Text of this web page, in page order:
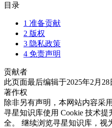
目录
1 准备贡献
2 版权
3 隐私政策
4 免责声明
贡献者
此页面最后编辑于2025年2月
著作权
除非另有声明，本网站内容采用
寻星知识库使用 Cookie 技术
全。 继续浏览寻星知识库，视